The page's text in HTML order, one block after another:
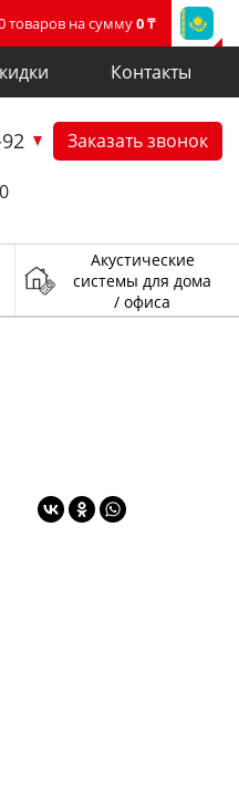
товаров на сумму0 ₸
Контакты
Заказать звонок
Акустические
системы для дома
/ офиса